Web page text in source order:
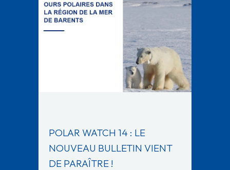
POLAR WATCH 14 : LE
NOUVEAU BULLETIN VIENT
DE PARAÎTRE !